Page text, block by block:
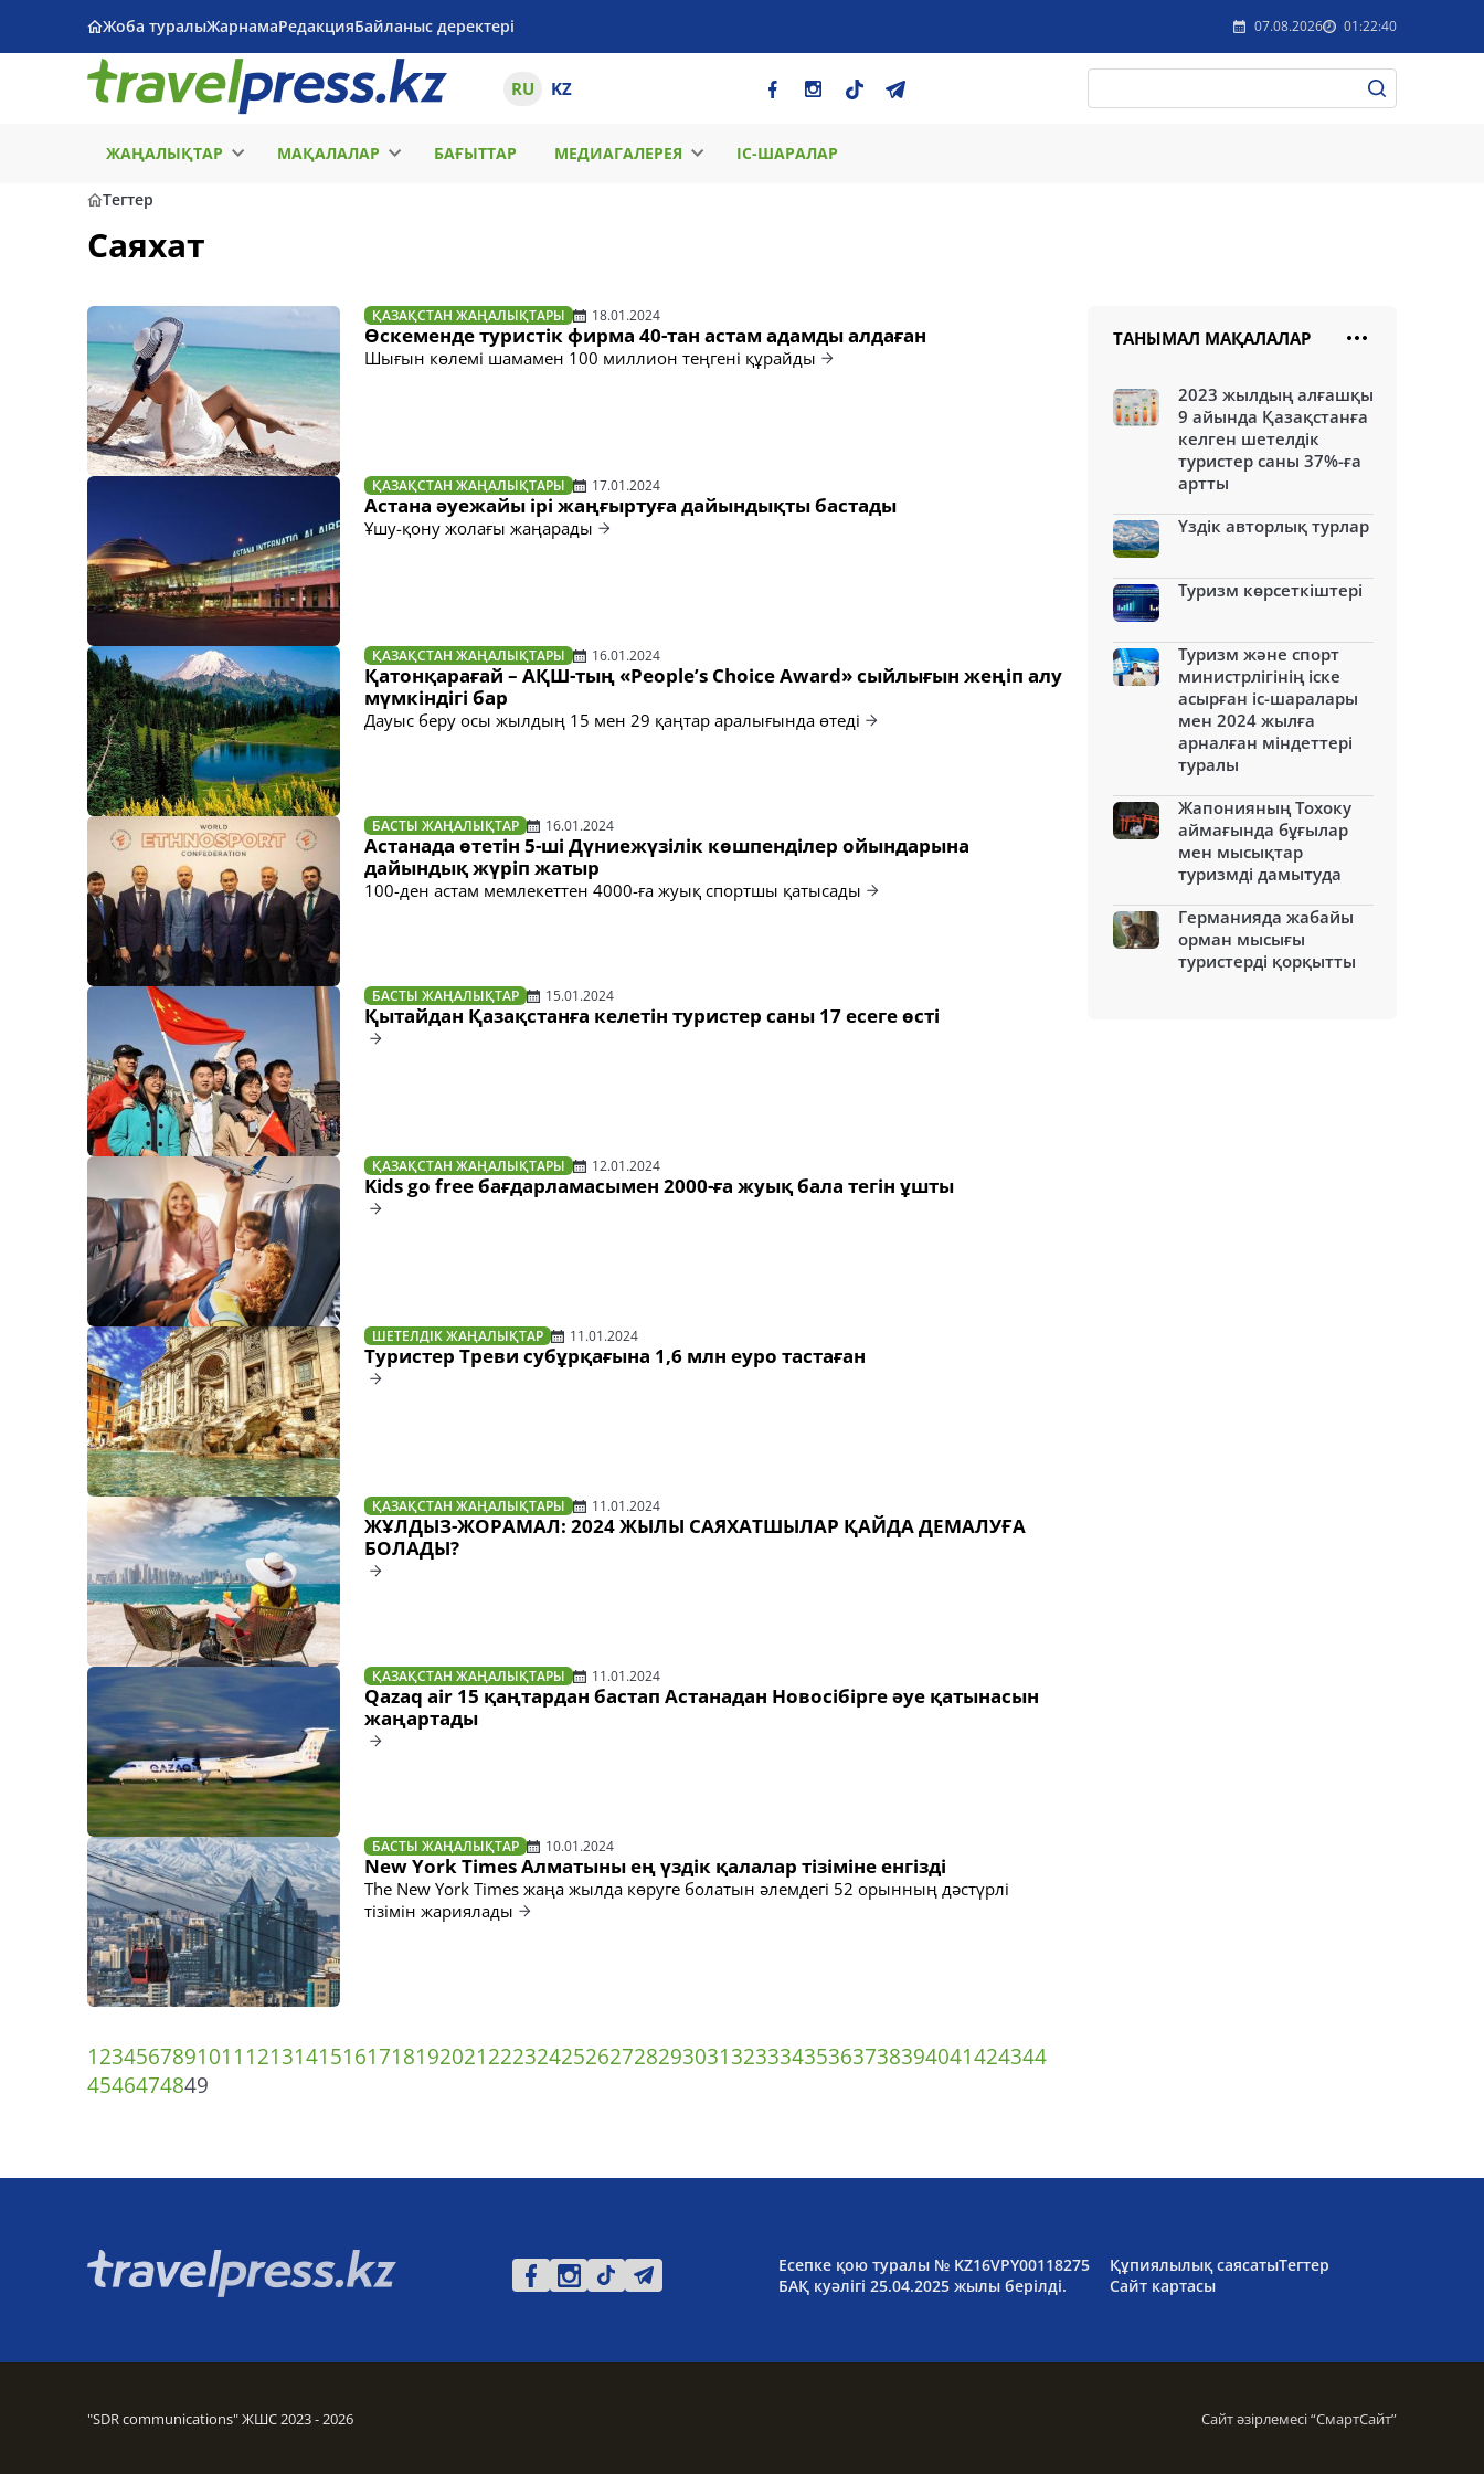
Жоба туралыЖарнамаРедакцияБайланыс деректері 07.08.2026 01:22:40
RU KZ
ЖАҢАЛЫҚТАР МАҚАЛАЛАР БАҒЫТТАР МЕДИАГАЛЕРЕЯ ІС-ШАРАЛАР
Тегтер
Саяхат
ҚАЗАҚСТАН ЖАҢАЛЫҚТАРЫ 18.01.2024
Өскеменде туристік фирма 40-тан астам адамды алдаған
Шығын көлемі шамамен 100 миллион теңгені құрайды
ҚАЗАҚСТАН ЖАҢАЛЫҚТАРЫ 17.01.2024
Астана әуежайы ірі жаңғыртуға дайындықты бастады
Ұшу-қону жолағы жаңарады
ҚАЗАҚСТАН ЖАҢАЛЫҚТАРЫ 16.01.2024
Қатонқарағай – АҚШ-тың «People’s Choice Award» сыйлығын жеңіп алу
мүмкіндігі бар
Дауыс беру осы жылдың 15 мен 29 қаңтар аралығында өтеді
БАСТЫ ЖАҢАЛЫҚТАР 16.01.2024
Астанада өтетін 5-ші Дүниежүзілік көшпенділер ойындарына
дайындық жүріп жатыр
100-ден астам мемлекеттен 4000-ға жуық спортшы қатысады
БАСТЫ ЖАҢАЛЫҚТАР 15.01.2024
Қытайдан Қазақстанға келетін туристер саны 17 есеге өсті
ҚАЗАҚСТАН ЖАҢАЛЫҚТАРЫ 12.01.2024
Kids go free бағдарламасымен 2000-ға жуық бала тегін ұшты
ШЕТЕЛДІК ЖАҢАЛЫҚТАР 11.01.2024
Туристер Треви субұрқағына 1,6 млн еуро тастаған
ҚАЗАҚСТАН ЖАҢАЛЫҚТАРЫ 11.01.2024
ЖҰЛДЫЗ-ЖОРАМАЛ: 2024 ЖЫЛЫ САЯХАТШЫЛАР ҚАЙДА ДЕМАЛУҒА
БОЛАДЫ?
ҚАЗАҚСТАН ЖАҢАЛЫҚТАРЫ 11.01.2024
Qazaq air 15 қаңтардан бастап Астанадан Новосібірге әуе қатынасын
жаңартады
БАСТЫ ЖАҢАЛЫҚТАР 10.01.2024
New York Times Алматыны ең үздік қалалар тізіміне енгізді
The New York Times жаңа жылда көруге болатын әлемдегі 52 орынның дәстүрлі
тізімін жариялады
1234567891011 121314151617181920212223242526272829303132333435363738394041424344
4546474849
ТАНЫМАЛ МАҚАЛАЛАР
2023 жылдың алғашқы
9 айында Қазақстанға
келген шетелдік
туристер саны 37%-ға
артты
Үздік авторлық турлар
Туризм көрсеткіштері
Туризм және спорт
министрлігінің іске
асырған іс-шаралары
мен 2024 жылға
арналған міндеттері
туралы
Жапонияның Тохоку
аймағында бұғылар
мен мысықтар
туризмді дамытуда
Германияда жабайы
орман мысығы
туристерді қорқытты
Есепке қою туралы № KZ16VPY00118275
БАҚ куәлігі 25.04.2025 жылы берілді.
Құпиялылық саясатыТегтер
Сайт картасы
"SDR communications" ЖШС 2023 - 2026 Сайт әзірлемесі “СмартСайт”